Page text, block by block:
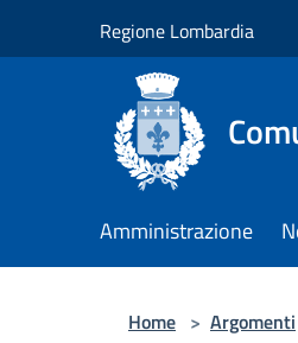
Regione Lombardia
Amministrazione
Home > Argomenti